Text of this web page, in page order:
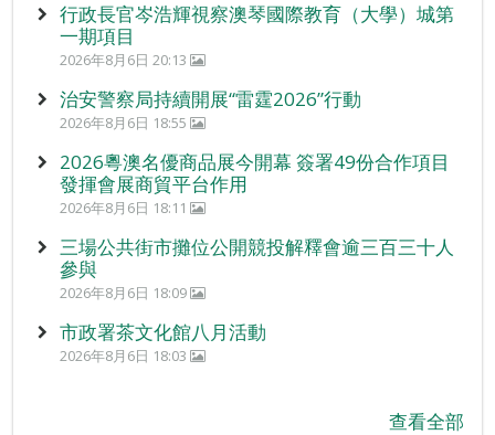
行政長官岑浩輝視察澳琴國際教育（大學）城第
一期項目
2026年8月6日 20:13
治安警察局持續開展“雷霆2026”行動
2026年8月6日 18:55
2026粵澳名優商品展今開幕 簽署49份合作項目
發揮會展商貿平台作用
2026年8月6日 18:11
三場公共街市攤位公開競投解釋會逾三百三十人
參與
2026年8月6日 18:09
市政署茶文化館八月活動
2026年8月6日 18:03
查看全部